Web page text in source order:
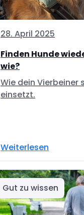
28. April 2025
Finden Hunde
wie?
Wie dein Vierbeiner
einsetzt.
Weiterlesen
Gut zu wissen